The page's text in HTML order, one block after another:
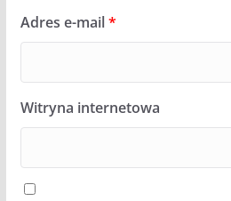
Adres e-mail*
Witryna internetowa